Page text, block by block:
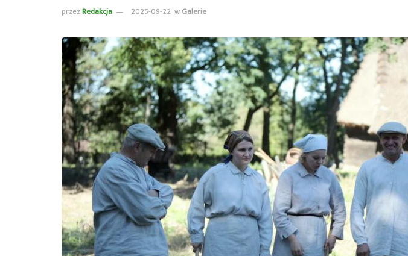
przezRedakcja 2025-09-22 wGalerie